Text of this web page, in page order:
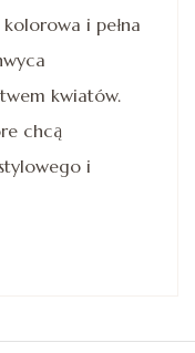
i pełna
kwiatów.
chcą
i